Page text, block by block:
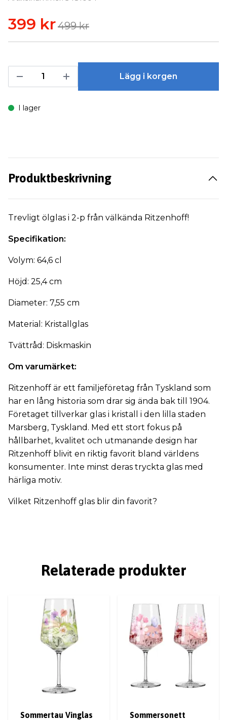
399 kr499 kr
Lägg i korgen
I lager
Produktbeskrivning
Trevligt ölglas i 2-p från välkända Ritzenhoff!
Specifikation:
Volym: 64,6 cl
Höjd: 25,4 cm
Diameter: 7,55 cm
Material: Kristallglas
Tvättråd: Diskmaskin
Om varumärket:
Ritzenhoff är ett familjeföretag från Tyskland som
har en lång historia som drar sig ända bak till 1904.
Företaget tillverkar glas i kristall i den lilla staden
Marsberg, Tyskland. Med ett stort fokus på
hållbarhet, kvalitet och utmanande design har
Ritzenhoff blivit en riktig favorit bland världens
konsumenter. Inte minst deras tryckta glas med
härliga motiv.
Vilket Ritzenhoff glas blir din favorit?
Relaterade produkter
Sommertau Vinglas Sommersonett